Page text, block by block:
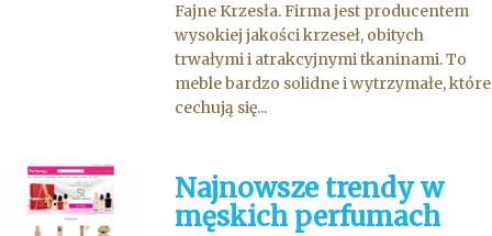
Fajne Krzesła. Firma jest producentem
wysokiej jakości krzeseł, obitych
trwałymi i atrakcyjnymi tkaninami. To
meble bardzo solidne i wytrzymałe, które
cechują się...
Najnowsze trendy w
męskich perfumach